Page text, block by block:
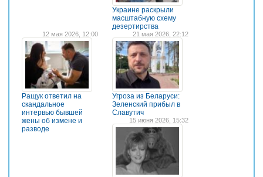
Украине раскрыли
масштабную схему
дезертирства
12 мая 2026, 12:00
Ращук ответил на
скандальное
интервью бывшей
жены об измене и
разводе
21 мая 2026, 22:12
Угроза из Беларуси:
Зеленский прибыл в
Славутич
15 июня 2026, 15:32